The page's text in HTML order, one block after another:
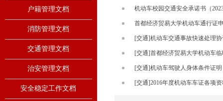
户籍管理文档
消防管理文档
交通管理文档
治安管理文档
安全稳定工作文档
档
机动车校园交通安全承诺书（
首都经济贸易大学机动车通行证
[交通]机动车交通事故快速处理
[交通]首都经济贸易大学机动车
[交通]机动车驾驶人身体条件证明
[交通]2016年度机动车车证各项